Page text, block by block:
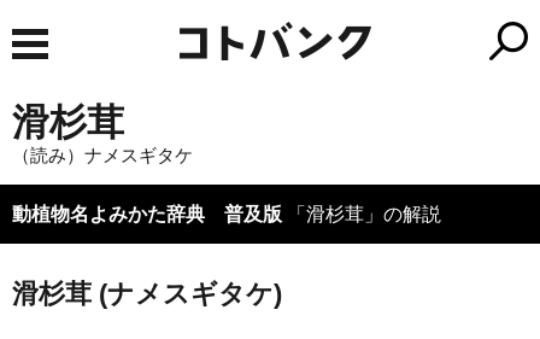
滑杉茸
（読み）ナメスギタケ
動植物名よみかた辞典 普及版 「滑杉茸」の解説
滑杉茸 (ナメスギタケ)